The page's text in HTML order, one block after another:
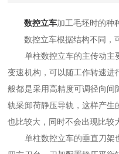
数控立车加工毛坯时的种
数控立车根据结构不同，可
单柱数控立车的主传动主
变速机构，可以随工作转速进
般都是采用高精度可调径向间
轨采卸荷静压导轨，这样产生
也比较大，同时不会出现比较
单柱数控立车的垂直刀架